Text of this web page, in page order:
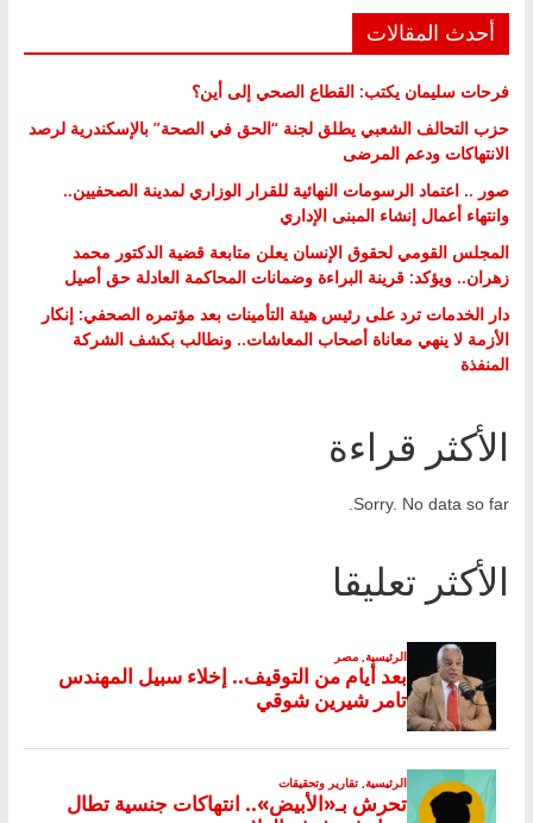
أحدث المقالات
فرحات سليمان يكتب: القطاع الصحي إلى أين؟
حزب التحالف الشعبي يطلق لجنة “الحق في الصحة” بالإسكندرية لرصد
الانتهاكات ودعم المرضى
صور .. اعتماد الرسومات النهائية للقرار الوزاري لمدينة الصحفيين..
وانتهاء أعمال إنشاء المبنى الإداري
المجلس القومي لحقوق الإنسان يعلن متابعة قضية الدكتور محمد
زهران.. ويؤكد: قرينة البراءة وضمانات المحاكمة العادلة حق أصيل
دار الخدمات ترد على رئيس هيئة التأمينات بعد مؤتمره الصحفي: إنكار
الأزمة لا ينهي معاناة أصحاب المعاشات.. ونطالب بكشف الشركة
المنفذة
الأكثر قراءة
Sorry. No data so far.
الأكثر تعليقا